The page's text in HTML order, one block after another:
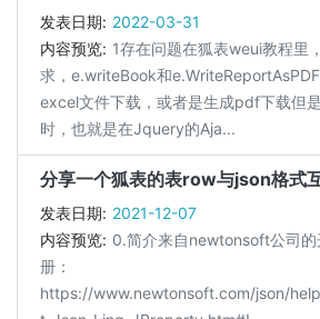
发表日期: 2022-03-31
内容预览: 1存在问题在狐表weui教程里
求，e.writeBook和
excel文件下载，或者是生成pdf下载但
时，也就是在Jquery的Aja...
分享一个狐表的表row与json格式
发表日期: 2021-12-07
内容预览: 0.简介来自newtonsoft公司
册：
https://www.newtonsoft.com/json/